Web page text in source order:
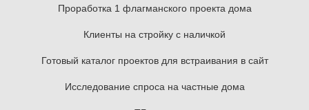
Проработка 1 флагманского проекта дома
Клиенты на стройку с наличкой
Готовый каталог проектов для встраивания в сайт
Исследование спроса на частные дома